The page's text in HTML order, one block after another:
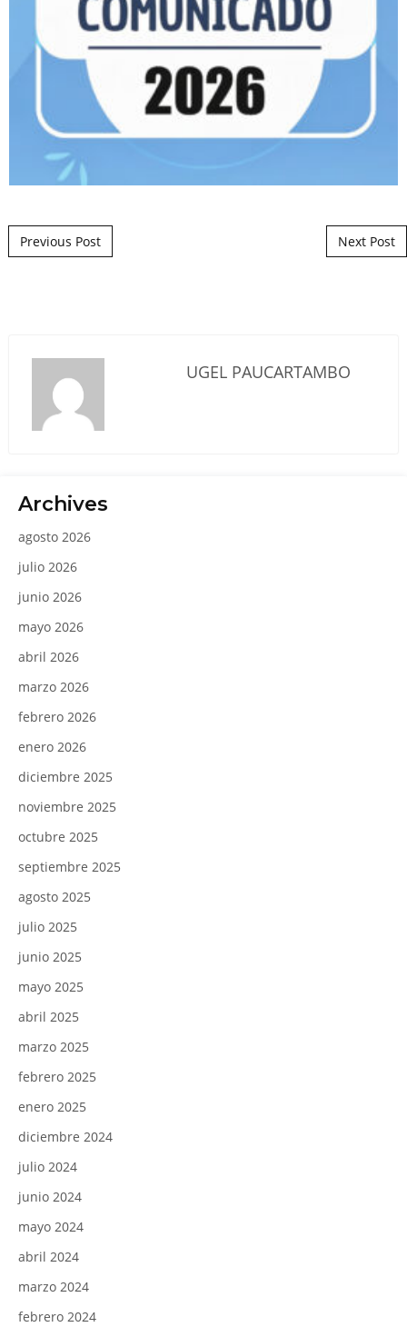
Post navigation
Previous Post Next Post
UGEL PAUCARTAMBO
Archives
agosto 2026
julio 2026
junio 2026
mayo 2026
abril 2026
marzo 2026
febrero 2026
enero 2026
diciembre 2025
noviembre 2025
octubre 2025
septiembre 2025
agosto 2025
julio 2025
junio 2025
mayo 2025
abril 2025
marzo 2025
febrero 2025
enero 2025
diciembre 2024
julio 2024
junio 2024
mayo 2024
abril 2024
marzo 2024
febrero 2024